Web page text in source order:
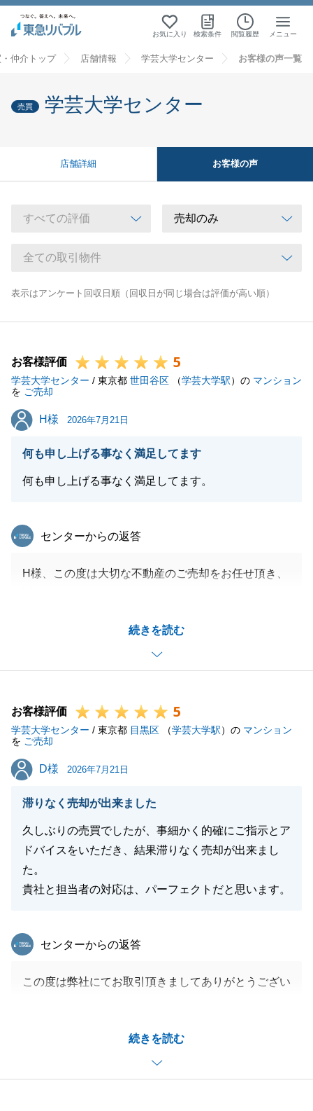
お気に入り 検索条件 閲覧履歴 メニュー
仲介トップ 店舗情報 学芸大学センター お客様の声一覧
売買 学芸大学センター
店舗詳細 お客様の声
表示はアンケート回収日順（回収日が同じ場合は評価が高い順）
お客様評価 5
学芸大学センター / 東京都 世田谷区 （学芸大学駅）の マンション
を ご売却
H様
H様 2026年7月21日
何も申し上げる事なく満足してます
何も申し上げる事なく満足してます。
続きを読む
東急リバブル
センターからの返答
H様、この度は大切な不動産のご売却をお任せ頂き、
事、嬉しく思います。
1組目のお客様内覧で成約に至った点、買主様とのご
縁を感じております。
ねなくご連絡下さい。
暑い日が続きますので、どうぞご自愛くださいませ。
お客様評価 5
学芸大学センター / 東京都 目黒区 （学芸大学駅）の マンション
を ご売却
D様
D様 2026年7月21日
滞りなく売却が出来ました
久しぶりの売買でしたが、事細かく的確にご指示とア
ドバイスをいただき、結果滞りなく売却が出来まし
た。
貴社と担当者の対応は、パーフェクトだと思います。
続きを読む
東急リバブル
センターからの返答
この度は弊社にてお取引頂きましてありがとうござい
大変嬉しく思っております。
ご多忙のところ、迅速にご対応いただきまして誠にあ
りがとうございました。